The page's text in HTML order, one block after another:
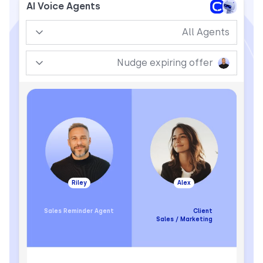
AI Voice Agents
All Agents
Nudge expiring offer
Riley
Sales Reminder Agent
Alex
Client
Sales / Marketing